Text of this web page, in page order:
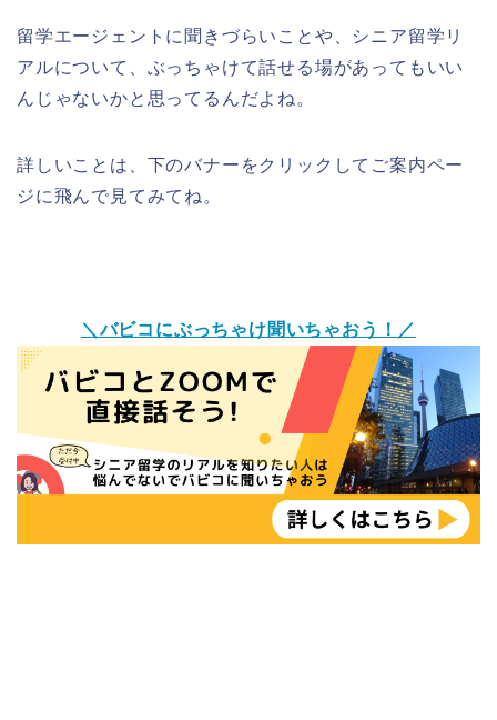
留学エージェントに聞きづらいことや、シニア留学リ
アルについて、ぶっちゃけて話せる場があってもいい
んじゃないかと思ってるんだよね。
詳しいことは、下のバナーをクリックしてご案内ペー
ジに飛んで見てみてね。
＼バビコにぶっちゃけ聞いちゃおう！／